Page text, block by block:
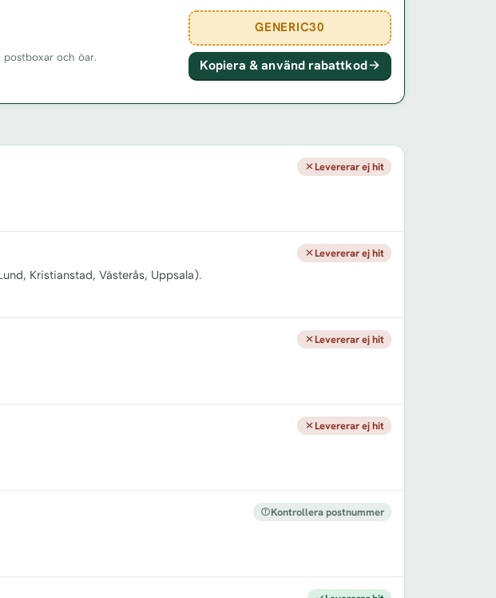
postboxar och öar.
GENERIC30
Kopiera & använd rabattkod
Levererar ej hit
Kristianstad, Västerås, Uppsala).
Levererar ej hit
Levererar ej hit
Levererar ej hit
Kontrollera postnummer